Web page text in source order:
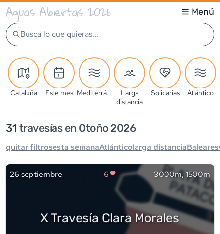
Aguas Abiertas 2026 Menú
Busca lo que quieras...
Cataluña Este mes Mediterráneo
Larga
distancia
Solidarias Atlántico
31 travesías en Otoño 2026
quitar filtrosesta semanaAtlánticolarga distanciaBaleares
26 septiembre 6 3000m, 1500m
X Travesía Clara Morales